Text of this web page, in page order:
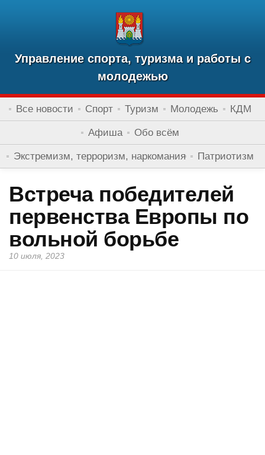
Управление спорта, туризма и работы с
молодежью
Все новости Спорт Туризм Молодежь КДМ
Афиша Обо всём
Экстремизм, терроризм, наркомания Патриотизм
Встреча победителей
первенства Европы по
вольной борьбе
10 июля, 2023